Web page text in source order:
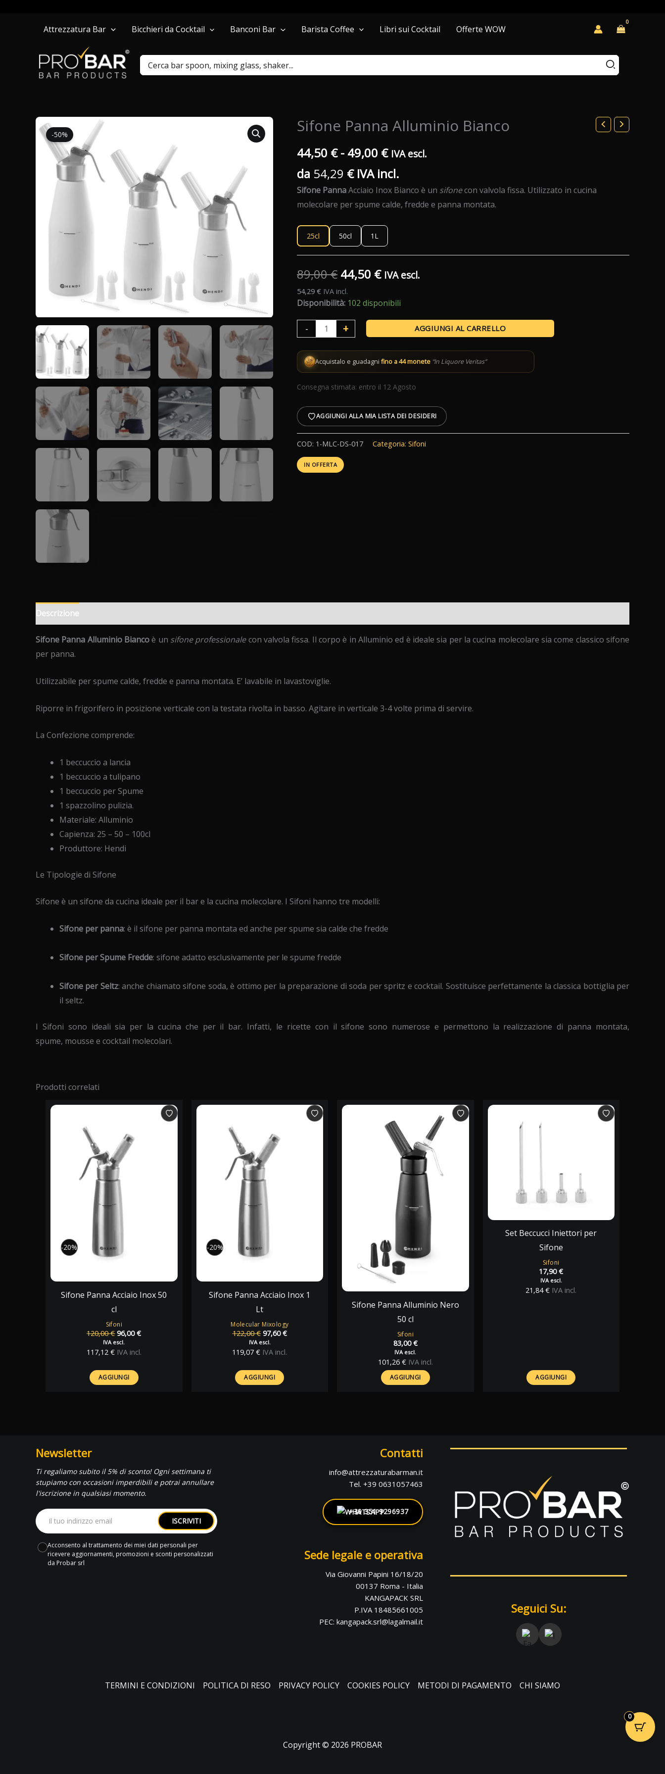
Attrezzatura Bar Bicchieri da Cocktail Banconi Bar Barista Coffee Libri sui Cocktail Offerte WOW
Ricerca
per:
-50% Sifone Panna Alluminio Bianco
44,50 € - 49,00 €Fascia
di
prezzo:
44,50 €
a
49,00 €
IVA escl.
da 54,29 € IVA incl.
Sifone PannaAcciaio Inox Bianco è un sifonecon valvola fissa. Utilizzato in cucina
molecolare per spume calde, fredde e panna montata.
25cl 50cl 1L
89,00€ Il
prezzo
originale
era:
89,00 €.
44,50 €Il
attuale
è:
44,50 €.
IVA escl.
54,29 € IVA incl.
Disponibilità: 102 disponibili
-
Panna
Alluminio
Bianco
quantità
+ AGGIUNGI AL CARRELLO
Acquistalo e guadagni fino a 44 monete “In Liquore Veritas”
Consegna stimata: entro il 12 Agosto
AGGIUNGI ALLA MIA LISTA DEI DESIDERI
COD: 1-MLC-DS-017 Categoria: Sifoni
IN OFFERTA
Descrizione
Sifone Panna Alluminio Biancoè un sifone professionalecon valvola fissa. Il corpo è in Alluminio ed è ideale sia per la cucina molecolare sia come classico sifone
per panna.
Utilizzabile per spume calde, fredde e panna montata. E’ lavabile in lavastoviglie.
Riporre in frigorifero in posizione verticale con la testata rivolta in basso. Agitare in verticale 3-4 volte prima di servire.
La Confezione comprende:
1 beccuccio a lancia
1 beccuccio a tulipano
1 beccuccio per Spume
1 spazzolino pulizia.
Materiale: Alluminio
Capienza: 25 – 50 – 100cl
Produttore: Hendi
Le Tipologie di Sifone
Sifone è un sifone da cucina ideale per il bar e la cucina molecolare. I Sifoni hanno tre modelli:
Sifone per panna: è il sifone per panna montata ed anche per spume sia calde che fredde
Sifone per Spume Fredde: sifone adatto esclusivamente per le spume fredde
Sifone per Seltz: anche chiamato sifone soda, è ottimo per la preparazione di soda per spritz e cocktail. Sostituisce perfettamente la classica bottiglia per
il seltz.
I Sifoni sono ideali sia per la cucina che per il bar. Infatti, le ricette con il sifone sono numerose e permettono la realizzazione di panna montata,
spume, mousse e cocktail molecolari.
Prodotti correlati
-20%
-20%
Sifoni
Sifone Panna Acciaio Inox 50
cl
120,00€Il
prezzo
originale
120,00 €.
96,00€Il
IVA escl.
117,12 € IVA incl.
AGGIUNGI
-20%
-20%
Molecular Mixology
Sifone Panna Acciaio Inox 1
Lt
122,00€ Il
prezzo
originale
122,00 €.
97,60€Il
IVA escl.
119,07€ IVA incl.
AGGIUNGI
Sifoni
Sifone Panna Alluminio Nero
50 cl
83,00€
IVA escl.
101,26 € IVA incl.
AGGIUNGI
Sifoni
Set Beccucci Iniettori per
Sifone
17,90€
IVA escl.
21,84€ IVA incl.
AGGIUNGI
Newsletter
Ti regaliamo subito il 5% di sconto! Ogni settimana ti
stupiamo con occasioni imperdibili e potrai annullare
l'iscrizione in qualsiasi momento.
ISCRIVITI
Acconsento al trattamento dei miei dati personali per
ricevere aggiornamenti, promozioni e sconti personalizzati
da Probar srl
Contatti
info@attrezzaturabarman.it
Tel. +39 0631057463
+39 351 9296937
Sede legale e operativa
Via Giovanni Papini 16/18/20
00137 Roma - Italia
KANGAPACK SRL
P.IVA 18485661005
PEC: kangapack.srl@lagalmail.it
Seguici Su:
TERMINI E CONDIZIONI POLITICA DI RESO PRIVACY POLICY COOKIES POLICY METODI DI PAGAMENTO CHI SIAMO
Copyright © 2026 PROBAR
0